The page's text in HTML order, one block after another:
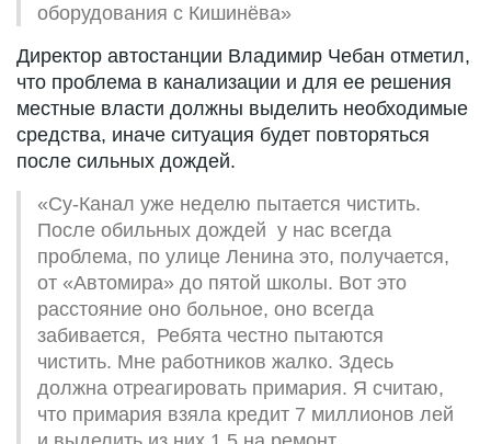
оборудования с Кишинёва»
Директор автостанции Владимир Чебан отметил,
что проблема в канализации и для ее решения
местные власти должны выделить необходимые
средства, иначе ситуация будет повторяться
после сильных дождей.
«Су-Канал уже неделю пытается чистить.
После обильных дождей у нас всегда
проблема, по улице Ленина это, получается,
от «Автомира» до пятой школы. Вот это
расстояние оно больное, оно всегда
забивается, Ребята честно пытаются
чистить. Мне работников жалко. Здесь
должна отреагировать примария. Я считаю,
что примария взяла кредит 7 миллионов лей